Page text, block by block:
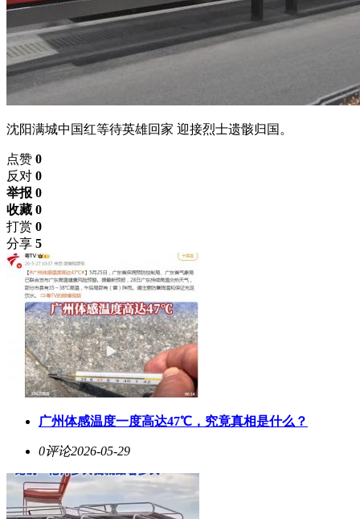
沈阳满城中国红等待英雄回家 迎接烈士遗骸归国。
点赞 0
反对 0
举报 0
收藏 0
打赏 0
分享 5
广州体感温度一度高达47℃，究竟真相是什么？
0评论2026-05-29